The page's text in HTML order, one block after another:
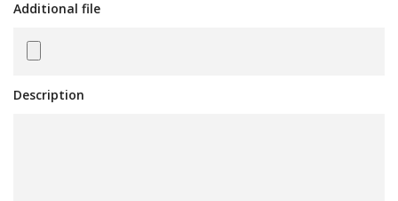
Additional file
Description